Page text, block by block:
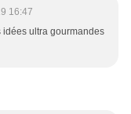
16:47
idées ultra gourmandes